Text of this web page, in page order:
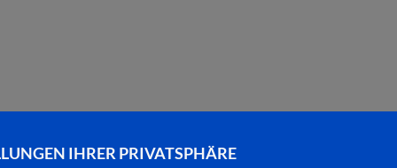
IHRER PRIVATSPHÄRE